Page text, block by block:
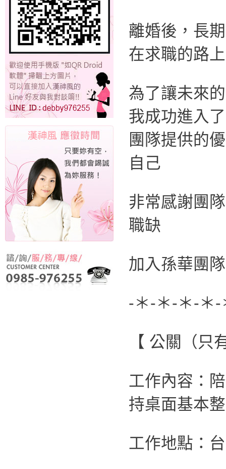
離婚後，長
在求職的路
為了讓未來
我成功進入
團隊提供的
自己
非常感謝團
職缺
加入孫華團
-＊-＊-＊-＊
【 公關（只
工作內容：
持桌面基本
工作地點：